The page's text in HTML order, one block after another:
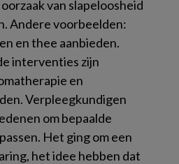
van slapeloosheid
Andere voorbeelden:
en thee aanbieden.
interventies zijn
en
Verpleegkundigen
om bepaalde
Het ging om een
het idee hebben dat